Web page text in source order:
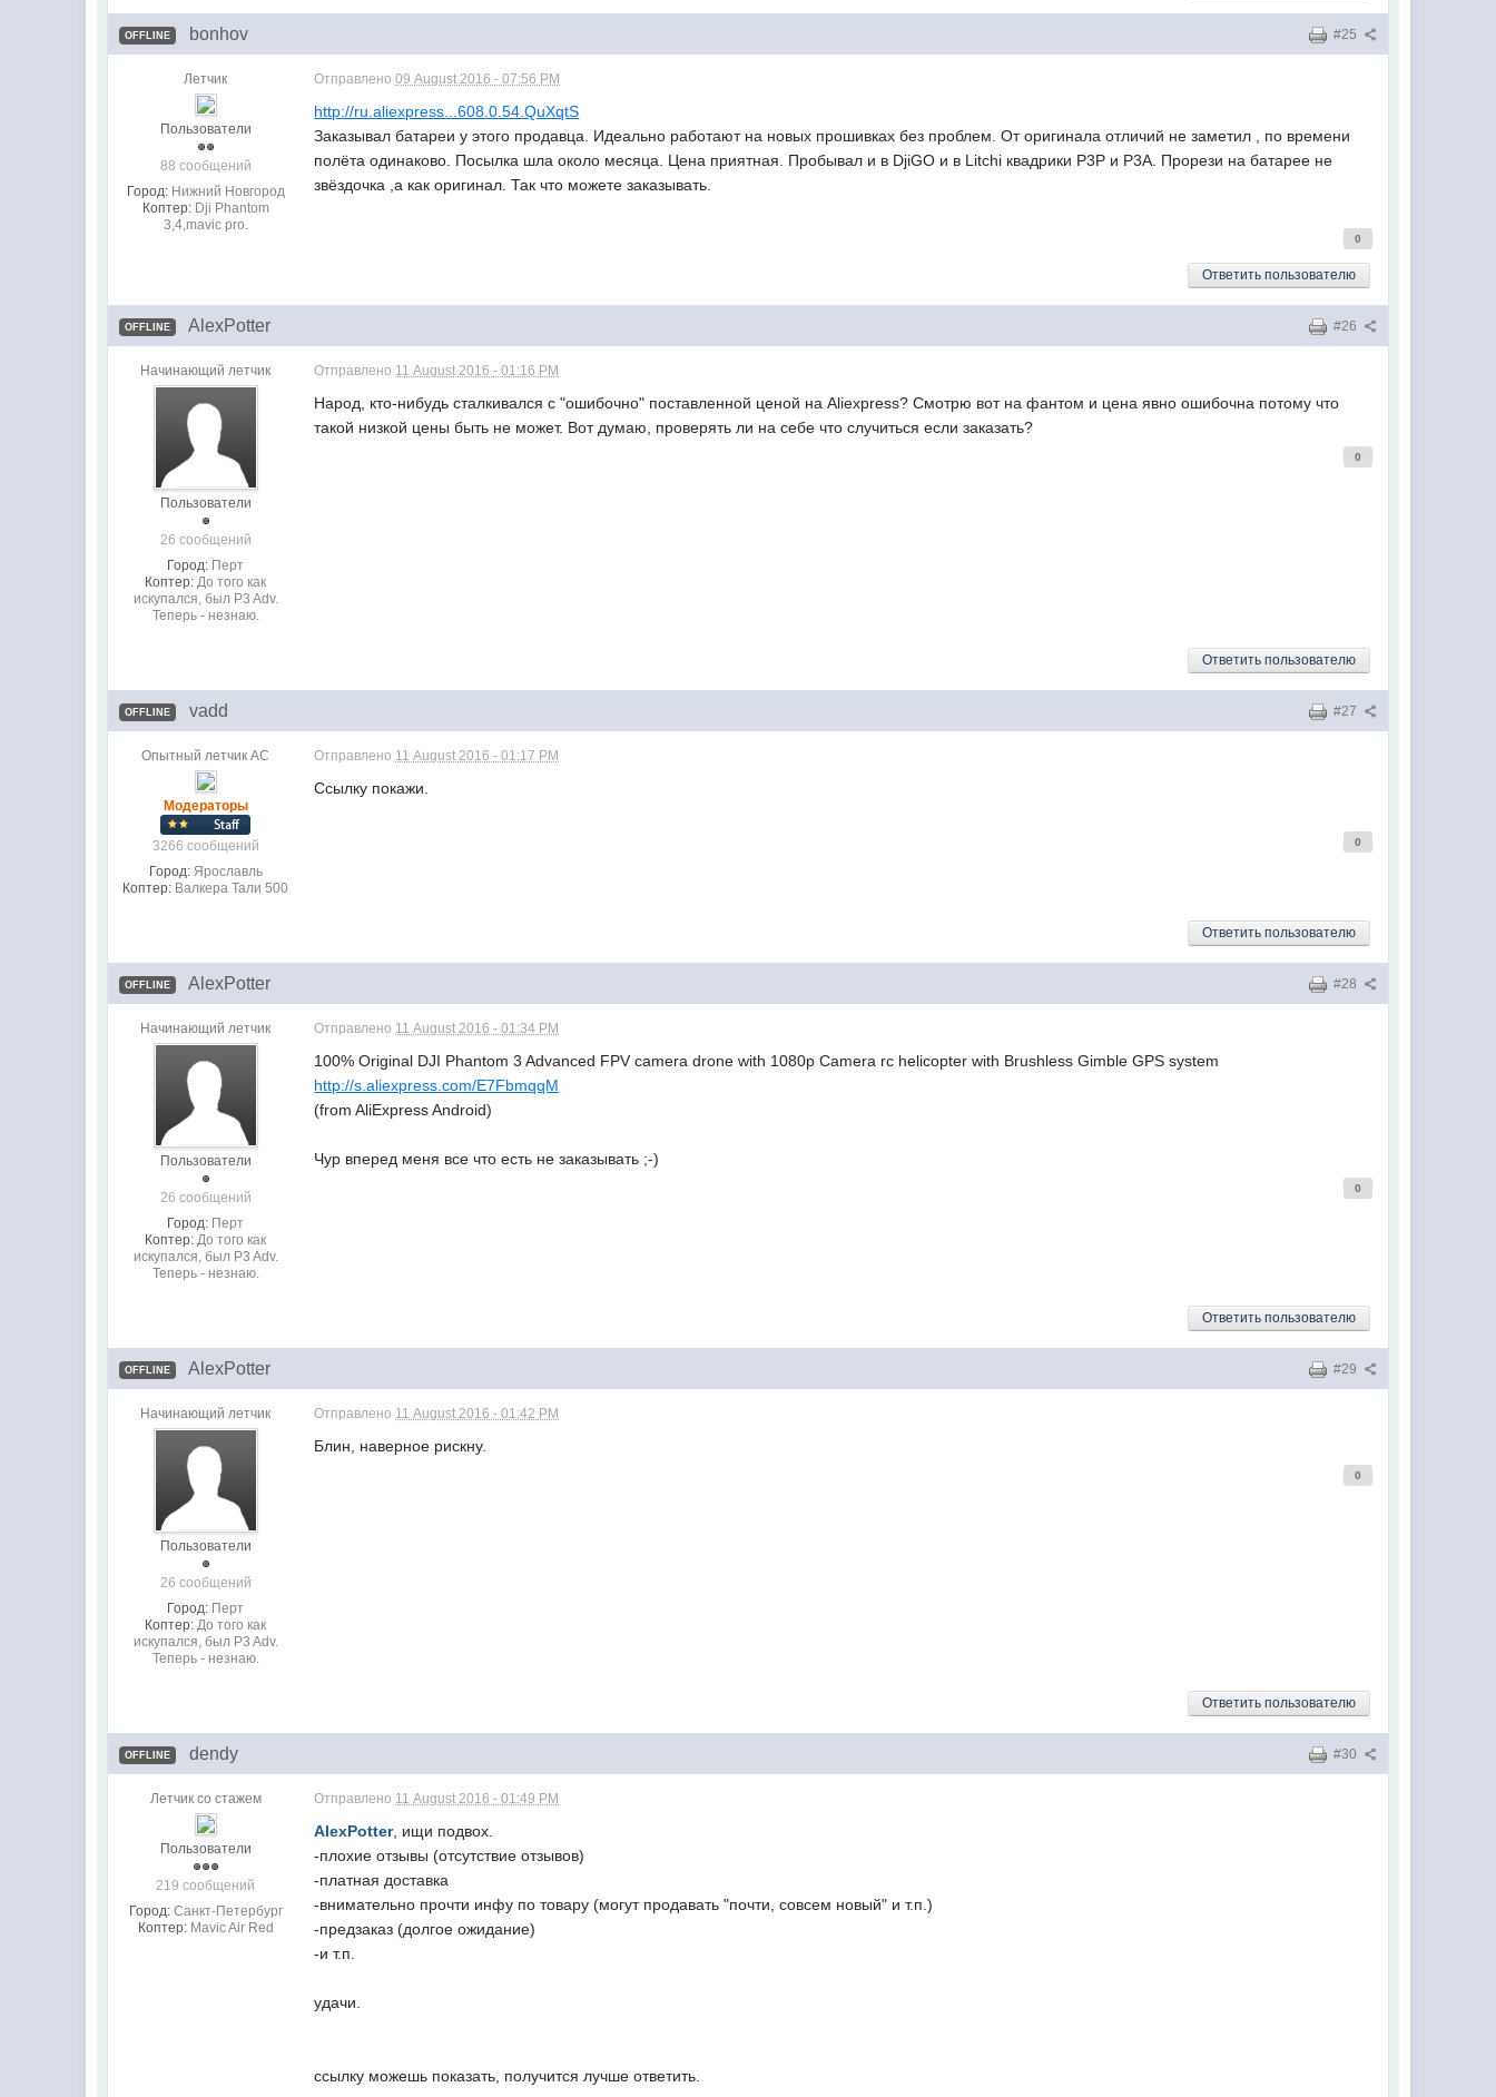
#25
OFFLINE bonhov
Летчик
Пользователи
88 сообщений
Город: Нижний Новгород
Коптер: Dji Phantom
3,4,mavic pro.
Отправлено09 August 2016 - 07:56 PM
http://ru.aliexpress...608.0.54.QuXqtS
Заказывал батареи у этого продавца. Идеально работают на новых прошивках без проблем. От оригинала отличий не заметил , по времени
полёта одинаково. Посылка шла около месяца. Цена приятная. Пробывал и в DjiGO и в Litchi квадрики P3P и P3A. Прорези на батарее не
звёздочка ,а как оригинал. Так что можете заказывать.
0
Ответить пользователю
#26
OFFLINE AlexPotter
Начинающий летчик
Пользователи
26 сообщений
Город: Перт
Коптер: До того как
искупался, был P3 Adv.
Теперь - незнаю.
Отправлено 11 August 2016 - 01:16 PM
Народ, кто-нибудь сталкивался с "ошибочно" поставленной ценой на Aliexpress? Смотрю вот на фантом и цена явно ошибочна потому что
такой низкой цены быть не может. Вот думаю, проверять ли на себе что случиться если заказать?
0
Ответить пользователю
#27
OFFLINE vadd
Опытный летчик АС
Модераторы
3266 сообщений
Город: Ярославль
Коптер: Валкера Тали 500
Отправлено 11 August 2016 - 01:17 PM
Ссылку покажи.
0
Ответить пользователю
#28
OFFLINE AlexPotter
Начинающий летчик
Пользователи
26 сообщений
Город: Перт
Коптер: До того как
искупался, был P3 Adv.
Теперь - незнаю.
Отправлено 11 August 2016 - 01:34 PM
100% Original DJI Phantom 3 Advanced FPV camera drone with 1080p Camera rc helicopter with Brushless Gimble GPS system
http://s.aliexpress.com/E7FbmqqM
(from AliExpress Android)
Чур вперед меня все что есть не заказывать ;-)
0
Ответить пользователю
#29
OFFLINE AlexPotter
Начинающий летчик
Пользователи
26 сообщений
Город: Перт
Коптер: До того как
искупался, был P3 Adv.
Теперь - незнаю.
Отправлено 11 August 2016 - 01:42 PM
Блин, наверное рискну.
0
Ответить пользователю
#30
OFFLINE dendy
Летчик со стажем
Пользователи
219 сообщений
Город: Санкт-Петербург
Коптер: Mavic Air Red
Отправлено 11 August 2016 - 01:49 PM
AlexPotter, ищи подвох.
-плохие отзывы (отсутствие отзывов)
-платная доставка
-внимательно прочти инфу по товару (могут продавать "почти, совсем новый" и т.п.)
-предзаказ (долгое ожидание)
-и т.п.
удачи.
ссылку можешь показать, получится лучше ответить.